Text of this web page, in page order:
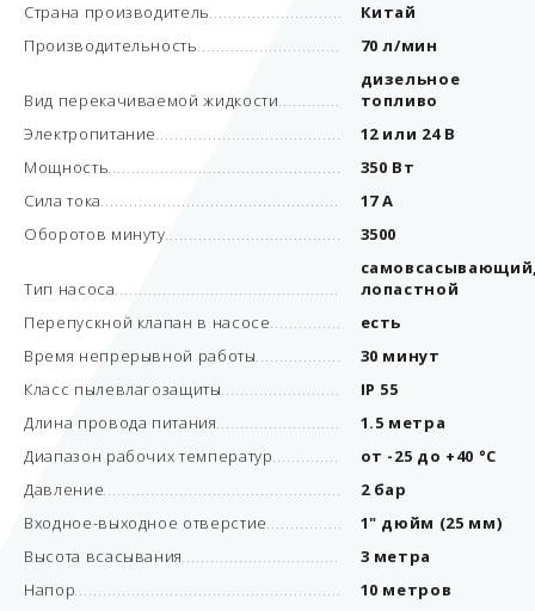
Страна производитель
Китай
Производительность
70 л/мин
Вид перекачиваемой жидкости
дизельное
топливо
Электропитание
12 или 24 В
Мощность
350 Вт
Сила тока
17 А
Оборотов минуту
3500
Тип насоса
лопастной
Перепускной клапан в насосе
есть
Время непрерывной работы
30 минут
Класс пылевлагозащиты
IP 55
Длина провода питания
1.5 метра
Диапазон рабочих температур
от -25 до +40 °С
Давление
2 бар
Входное-выходное отверстие
1" дюйм (25 мм)
Высота всасывания
3 метра
Напор
10 метров